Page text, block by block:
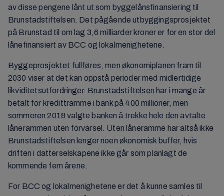
av disse pengene lånt ut som byggelånsfinansiering til
Brunstadstiftelsen. Det pågående utbyggingsprosjektet
på Brunstad til om lag 3,6 milliarder kroner er for en stor del
lånefinansiert av BCC og lokalmenighetene.
Byggeprosjektet fullføres, men økonomiplanen fram til
2030 viser at det kan oppstå perioder med midlertidige
likviditetsutfordringer. Brunstadstiftelsen har i mange år
betalt for kredittramme i bank på 400 millioner, men
sommeren 2018 valgte banken å trekke hele den avtalte
lånerammen uten forvarsel. Uten låneramme har altså ikke
Brunstadstiftelsen lenger noen økonomisk buffer, hvis
driften i datterselskapene ikke går som planlagt de
kommende fem årene.
For BCC og lokalmenighetene er det å kunne samles til